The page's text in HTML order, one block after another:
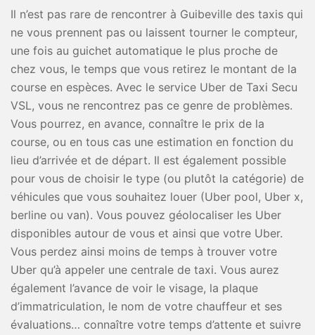
Il n’est pas rare de rencontrer à Guibeville des taxis qui
ne vous prennent pas ou laissent tourner le compteur,
une fois au guichet automatique le plus proche de
chez vous, le temps que vous retirez le montant de la
course en espèces. Avec le service Uber de Taxi Secu
VSL, vous ne rencontrez pas ce genre de problèmes.
Vous pourrez, en avance, connaître le prix de la
course, ou en tous cas une estimation en fonction du
lieu d’arrivée et de départ. Il est également possible
pour vous de choisir le type (ou plutôt la catégorie) de
véhicules que vous souhaitez louer (Uber pool, Uber x,
berline ou van). Vous pouvez géolocaliser les Uber
disponibles autour de vous et ainsi que votre Uber.
Vous perdez ainsi moins de temps à trouver votre
Uber qu’à appeler une centrale de taxi. Vous aurez
également l’avance de voir le visage, la plaque
d’immatriculation, le nom de votre chauffeur et ses
évaluations… connaître votre temps d’attente et suivre